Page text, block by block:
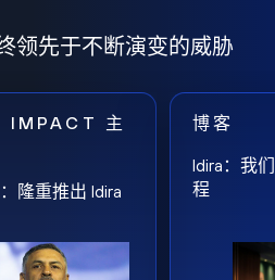
领先于不断演变的威胁
主
隆重推出 Idira
博客
Idira：我
程